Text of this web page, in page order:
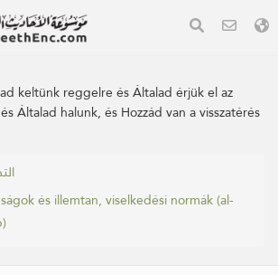
keltünk reggelre és Általad érjük el az
Általad halunk, és Hozzád van a visszatérés
és illemtan, viselkedési normák (al-